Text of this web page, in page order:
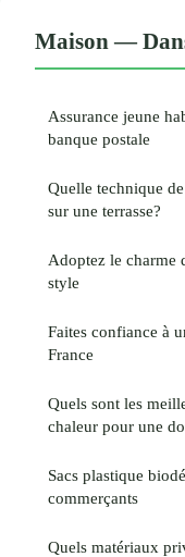
Maison —
Assurance jeune
banque postale
Quelle technique
sur une terrasse?
Adoptez le charme
style
Faites confiance à
France
Quels sont les
chaleur pour une
Sacs plastique
commerçants
Quels matériaux